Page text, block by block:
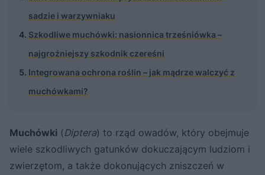
sadzie i warzywniaku
Szkodliwe muchówki: nasionnica trześniówka –
najgroźniejszy szkodnik czereśni
Integrowana ochrona roślin – jak mądrze walczyć z
muchówkami?
Muchówki (Diptera) to rząd owadów, który obejmuje
wiele szkodliwych gatunków dokuczającym ludziom i
zwierzętom, a także dokonujących zniszczeń w